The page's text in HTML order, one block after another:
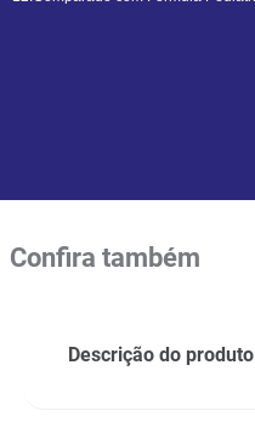
Confira também
Descrição do produto